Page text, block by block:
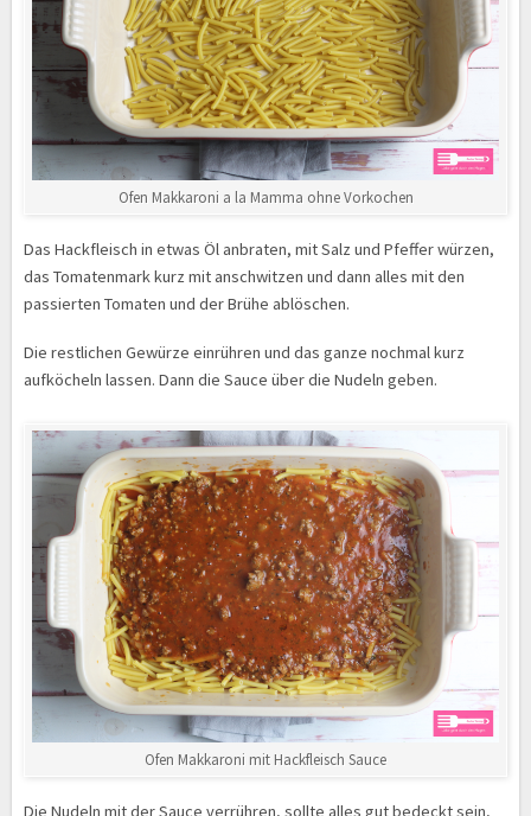
Ofen Makkaroni a la Mamma ohne Vorkochen
Das Hackfleisch in etwas Öl anbraten, mit Salz und Pfeffer würzen,
das Tomatenmark kurz mit anschwitzen und dann alles mit den
passierten Tomaten und der Brühe ablöschen.
Die restlichen Gewürze einrühren und das ganze nochmal kurz
aufköcheln lassen. Dann die Sauce über die Nudeln geben.
Ofen Makkaroni mit Hackfleisch Sauce